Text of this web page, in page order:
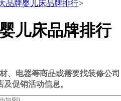
品牌婴儿床品牌排行>
儿床品牌排行
、电器等商品或需要找装修公
促销活动信息。